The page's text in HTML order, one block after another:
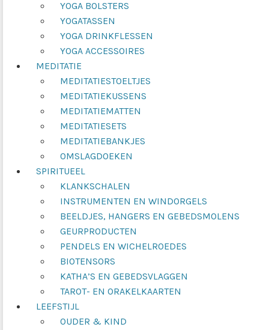
YOGA BOLSTERS
YOGATASSEN
YOGA DRINKFLESSEN
YOGA ACCESSOIRES
MEDITATIE
MEDITATIESTOELTJES
MEDITATIEKUSSENS
MEDITATIEMATTEN
MEDITATIESETS
MEDITATIEBANKJES
OMSLAGDOEKEN
SPIRITUEEL
KLANKSCHALEN
INSTRUMENTEN EN WINDORGELS
BEELDJES, HANGERS EN GEBEDSMOLENS
GEURPRODUCTEN
PENDELS EN WICHELROEDES
BIOTENSORS
KATHA’S EN GEBEDSVLAGGEN
TAROT- EN ORAKELKAARTEN
LEEFSTIJL
OUDER & KIND